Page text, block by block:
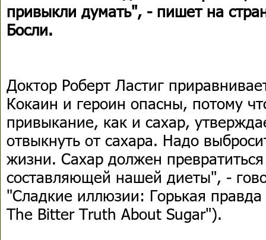
привыкли думать", - пишет на
Босли.
Доктор Роберт Ластиг
Кокаин и героин опасны, потому
привыкание, как и сахар,
отвыкнуть от сахара. Надо
жизни. Сахар должен
составляющей нашей диеты", -
"Сладкие иллюзии: Горькая
The Bitter Truth About Sugar").